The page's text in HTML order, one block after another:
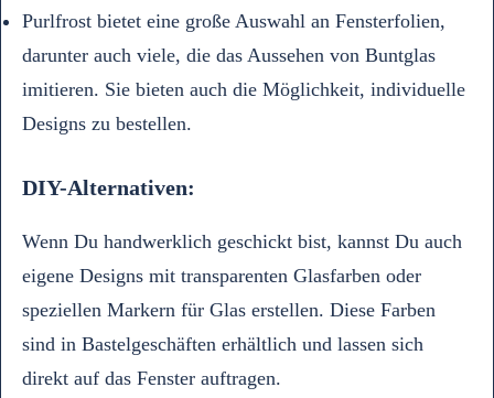
Purlfrost bietet eine große Auswahl an Fensterfolien,
darunter auch viele, die das Aussehen von Buntglas
imitieren. Sie bieten auch die Möglichkeit, individuelle
Designs zu bestellen.
DIY-Alternativen:
Wenn Du handwerklich geschickt bist, kannst Du auch
eigene Designs mit transparenten Glasfarben oder
speziellen Markern für Glas erstellen. Diese Farben
sind in Bastelgeschäften erhältlich und lassen sich
direkt auf das Fenster auftragen.